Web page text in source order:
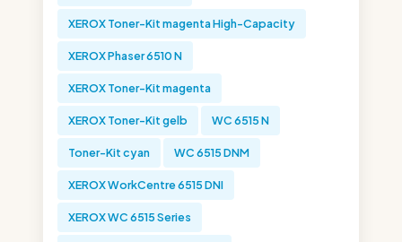
XEROX Toner-Kit magenta High-Capacity
XEROX Phaser 6510 N
XEROX Toner-Kit magenta
XEROX Toner-Kit gelb WC 6515 N
Toner-Kit cyan WC 6515 DNM
XEROX WorkCentre 6515 DNI
XEROX WC 6515 Series